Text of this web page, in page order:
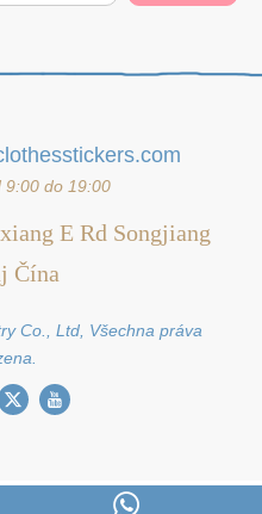
9:00 do 19:00
E Rd Songjiang
Čína
Co., Ltd, Všechna práva